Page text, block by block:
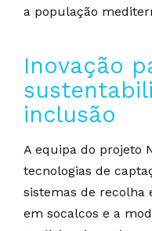
a população
Inovação
inclusão
A equipa do projeto
tecnologias de
sistemas de
em socalcos e a